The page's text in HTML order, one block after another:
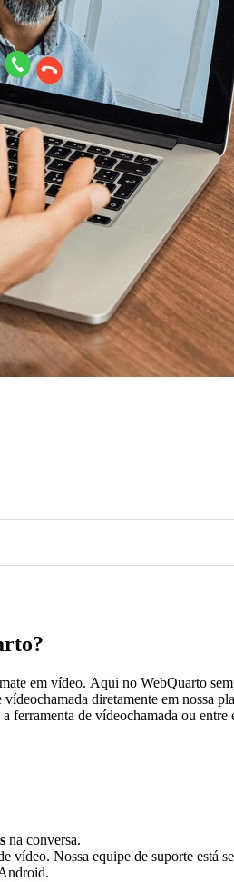
em vídeo. Aqui no WebQuarto
diretamente em nossa
ferramenta de vídeochamada ou entre
na conversa.
vídeo. Nossa equipe de suporte está